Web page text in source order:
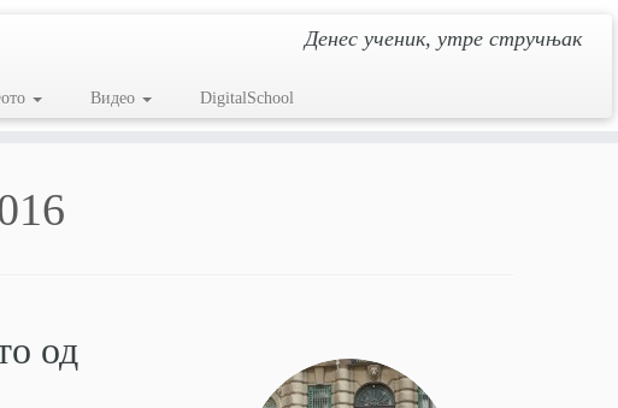
Денес ученик, утре стручњак
Видео DigitalSchool
од